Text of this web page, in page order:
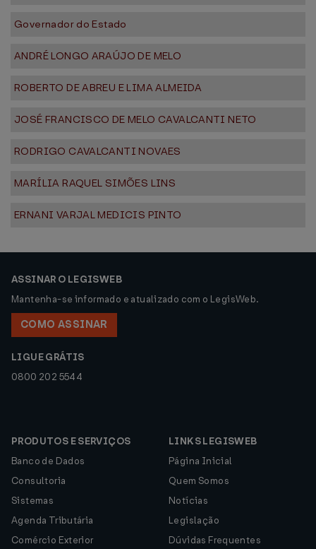
Governador do Estado
ANDRÉ LONGO ARAÚJO DE MELO
ROBERTO DE ABREU E LIMA ALMEIDA
JOSÉ FRANCISCO DE MELO CAVALCANTI NETO
RODRIGO CAVALCANTI NOVAES
MARÍLIA RAQUEL SIMÕES LINS
ERNANI VARJAL MEDICIS PINTO
ASSINAR O LEGISWEB
Mantenha-se informado e atualizado com o LegisWeb.
COMO ASSINAR
LIGUE GRÁTIS
0800 202 5544
PRODUTOS E SERVIÇOS
Banco de Dados
Consultoria
Sistemas
Agenda Tributária
Comércio Exterior
LINKS LEGISWEB
Página Inicial
Quem Somos
Notícias
Legislação
Dúvidas Frequentes